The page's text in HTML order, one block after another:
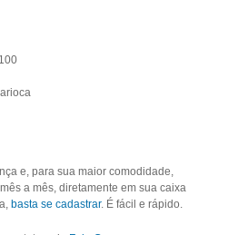
e, para sua maior comodidade,
a mês, diretamente em sua caixa
basta se cadastrar. É fácil e rápido.